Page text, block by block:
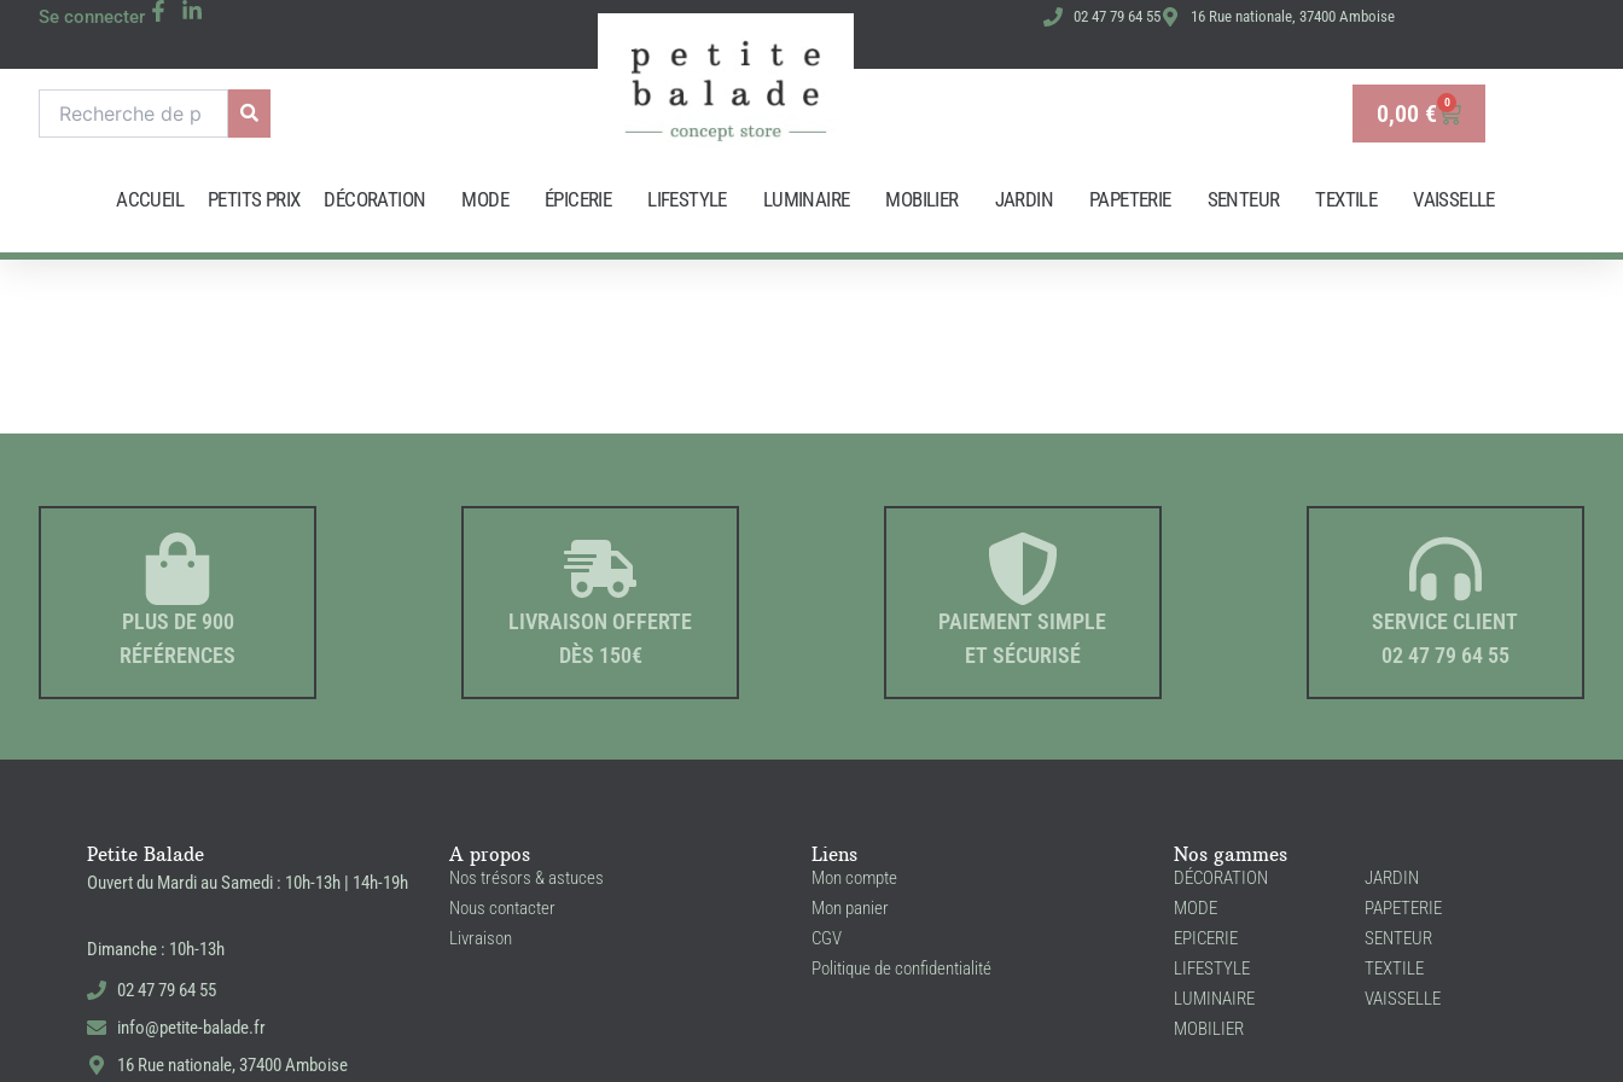
Se connecter 02 47 79 64 55 16 Rue nationale, 37400 Amboise
pour :
0,00 € 0
Panier
ACCUEIL PETITS PRIX DÉCORATION MODE ÉPICERIE LIFESTYLE LUMINAIRE MOBILIER JARDIN PAPETERIE SENTEUR TEXTILE VAISSELLE
PLUS DE 900
RÉFÉRENCES
LIVRAISON OFFERTE
DÈS 150€
PAIEMENT SIMPLE
ET SÉCURISÉ
SERVICE CLIENT
02 47 79 64 55
Petite Balade
Ouvert du Mardi au Samedi : 10h-13h | 14h-19h
Dimanche : 10h-13h
02 47 79 64 55
info@petite-balade.fr
16 Rue nationale, 37400 Amboise
A propos
Nos trésors & astuces
Nous contacter
Livraison
Liens
Mon compte
Mon panier
CGV
Politique de confidentialité
Nos gammes
DÉCORATION
MODE
EPICERIE
LIFESTYLE
LUMINAIRE
MOBILIER
JARDIN
PAPETERIE
SENTEUR
TEXTILE
VAISSELLE